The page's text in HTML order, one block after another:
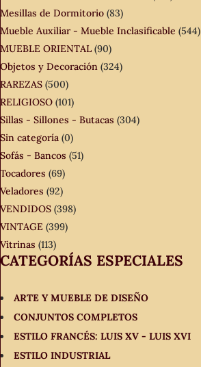
Mesillas de Dormitorio (83)
Mueble Auxiliar - Mueble Inclasificable (544)
MUEBLE ORIENTAL (90)
Objetos y Decoración (324)
RAREZAS (500)
RELIGIOSO (101)
Sillas - Sillones - Butacas (304)
Sin categoría (0)
Sofás - Bancos (51)
Tocadores (69)
Veladores (92)
VENDIDOS (398)
VINTAGE (399)
Vitrinas (113)
CATEGORÍAS ESPECIALES
ARTE Y MUEBLE DE DISEÑO
CONJUNTOS COMPLETOS
ESTILO FRANCÉS: LUIS XV - LUIS XVI
ESTILO INDUSTRIAL